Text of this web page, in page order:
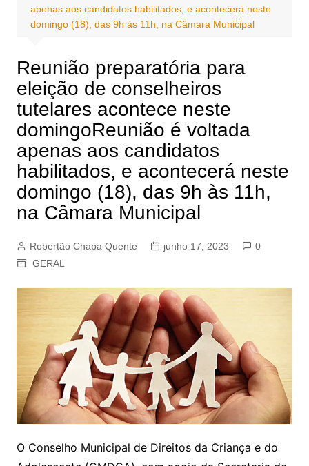
apenas aos candidatos habilitados, e acontecerá neste
domingo (18), das 9h às 11h, na Câmara Municipal
Reunião preparatória para
eleição de conselheiros
tutelares acontece neste
domingoReunião é voltada
apenas aos candidatos
habilitados, e acontecerá neste
domingo (18), das 9h às 11h,
na Câmara Municipal
Robertão Chapa Quente junho 17, 2023
0
GERAL
O Conselho Municipal de Direitos da Criança e do